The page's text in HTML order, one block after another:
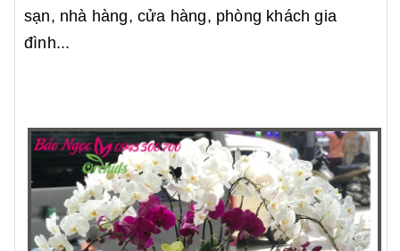
sạn, nhà hàng, cửa hàng, phòng khách gia
đình...